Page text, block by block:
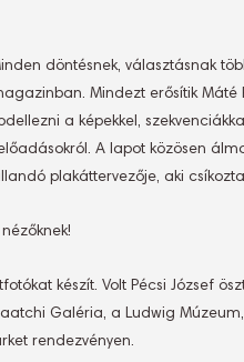
döntésnek, választásnak
Mindezt erősítik Máté
a képekkel,
A lapot közösen
plakáttervezője, aki
készít. Volt Pécsi József
Galéria, a Ludwig
rendezvényen.